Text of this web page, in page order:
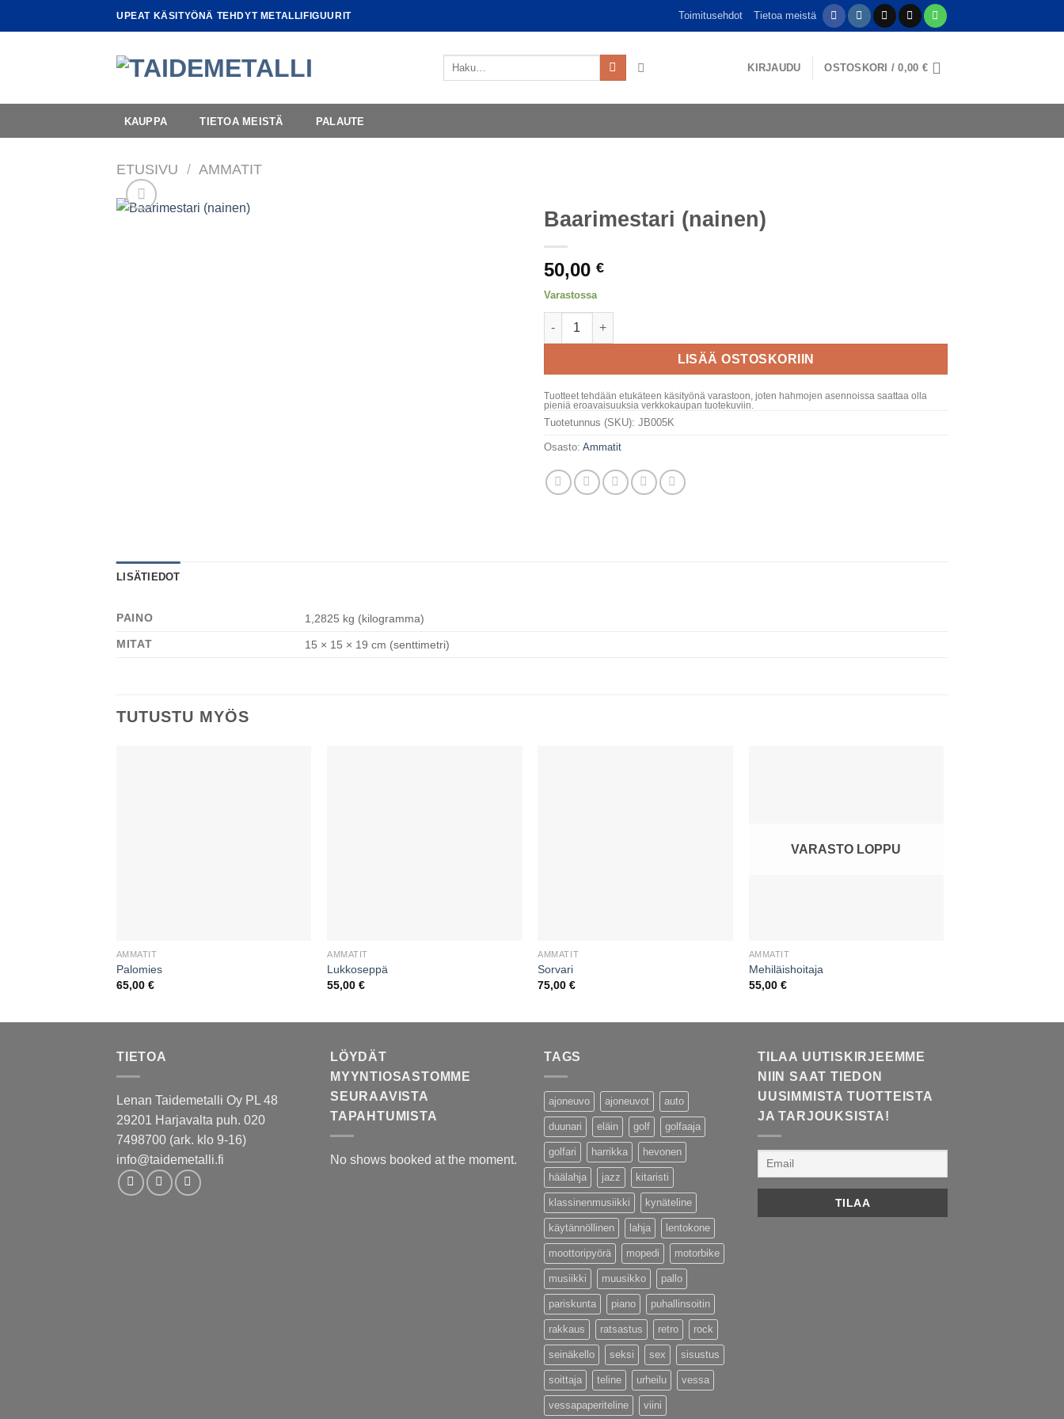
to
UPEAT KÄSITYÖNÄ TEHDYT METALLIFIGUURIT Toimitusehdot Tietoa meistä
Etsi:
KIRJAUDU OSTOSKORI /0,00 €
KAUPPA TIETOA MEISTÄ PALAUTE
ETUSIVU / AMMATIT
Baarimestari (nainen)
50,00 €
Varastossa
Baarimestari (nainen) määrä
LISÄÄ OSTOSKORIIN
Tuotteet tehdään etukäteen käsityönä varastoon, joten hahmojen asennoissa saattaa olla
pieniä eroavaisuuksia verkkokaupan tuotekuviin.
Tuotetunnus (SKU): JB005K
Osasto: Ammatit
LISÄTIEDOT
PAINO
1,2825 kg (kilogramma)
MITAT
15 × 15 × 19 cm (senttimetri)
TUTUSTU MYÖS
AMMATIT
Palomies
65,00 €
AMMATIT
Lukkoseppä
55,00€
AMMATIT
Sorvari
75,00€
VARASTO LOPPU
AMMATIT
Mehiläishoitaja
55,00 €
TIETOA
Lenan Taidemetalli Oy PL 48
29201 Harjavalta puh. 020
7498700 (ark. klo 9-16)
info@taidemetalli.fi
LÖYDÄT
MYYNTIOSASTOMME
SEURAAVISTA
TAPAHTUMISTA
No shows booked at the moment.
TAGS
ajoneuvo ajoneuvot auto
duunari eläin golf golfaaja
golfari harrikka hevonen
häälahja jazz kitaristi
klassinenmusiikki kynäteline
käytännöllinen lahja lentokone
moottoripyörä mopedi motorbike
musiikki muusikko pallo
pariskunta piano puhallinsoitin
rakkaus ratsastus retro rock
seinäkello seksi sex sisustus
soittaja teline urheilu vessa
vessapaperiteline viini
TILAA UUTISKIRJEEMME
NIIN SAAT TIEDON
UUSIMMISTA TUOTTEISTA
JA TARJOUKSISTA!